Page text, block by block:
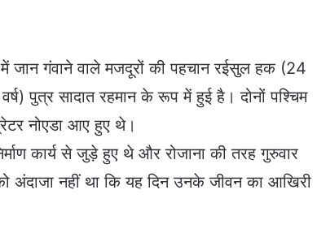
में जान गंवाने वाले मजदूरों की पहचान रईसुल हक (24
पुत्र सादात रहमान के रूप में हुई है। दोनों पश्चिम
नोएडा आए हुए थे।
कार्य से जुड़े हुए थे और रोजाना की तरह गुरुवार
नहीं था कि यह दिन उनके जीवन का आखिरी